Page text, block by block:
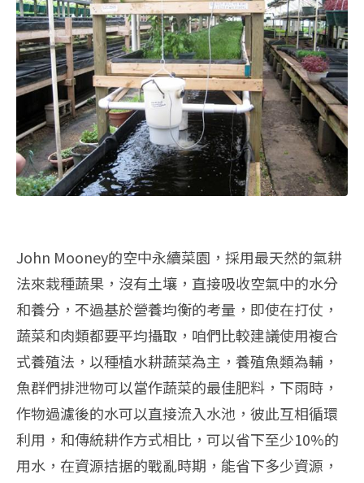
John Mooney的空中永續菜園，採用最天然的氣耕
法來栽種蔬果，沒有土壤，直接吸收空氣中的水分
和養分，不過基於營養均衡的考量，即使在打仗，
蔬菜和肉類都要平均攝取，咱們比較建議使用複合
式養殖法，以種植水耕蔬菜為主，養殖魚類為輔，
魚群們排泄物可以當作蔬菜的最佳肥料，下雨時，
作物過濾後的水可以直接流入水池，彼此互相循環
利用，和傳統耕作方式相比，可以省下至少10%的
用水，在資源拮据的戰亂時期，能省下多少資源，